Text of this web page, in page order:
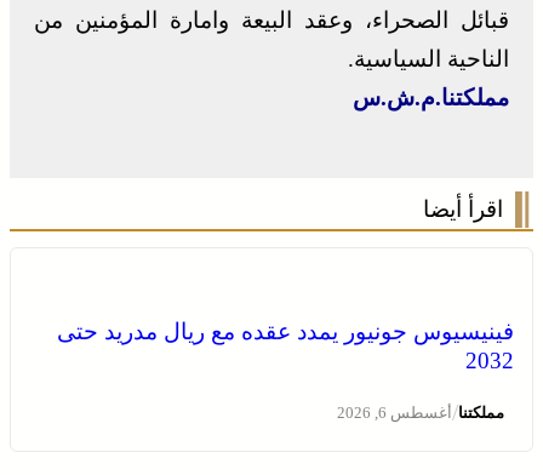
قبائل الصحراء، وعقد البيعة وامارة المؤمنين من
الناحية السياسية.
مملكتنا.م.ش.س
اقرأ أيضا
فينيسيوس جونيور يمدد عقده مع ريال مدريد حتى
2032
مملكتنا/أغسطس 6, 2026